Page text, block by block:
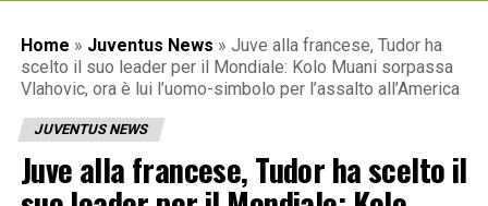
Home » Juventus News » Juve alla francese, Tudor ha
scelto il suo leader per il Mondiale: Kolo Muani sorpassa
Vlahovic, ora è lui l’uomo-simbolo per l’assalto all’America
JUVENTUS NEWS
Juve alla francese, Tudor ha scelto il